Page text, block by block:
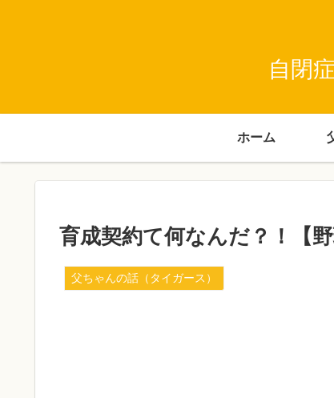
自閉
ホーム
育成契約て何なんだ？！【野
父ちゃんの話（タイガース）